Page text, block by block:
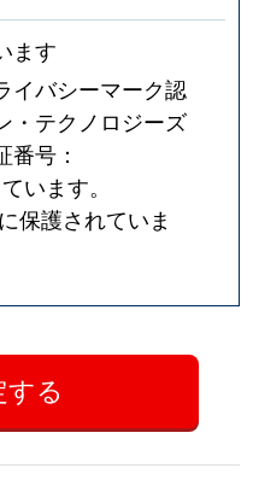
ます
イバシーマーク認
・テクノロジーズ
番号：
います。
保護されていま